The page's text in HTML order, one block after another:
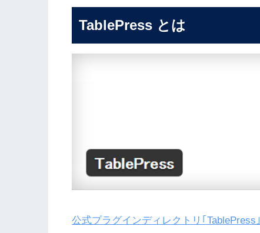
TablePress とは
公式プラグインディレクトリ｢TablePress｣